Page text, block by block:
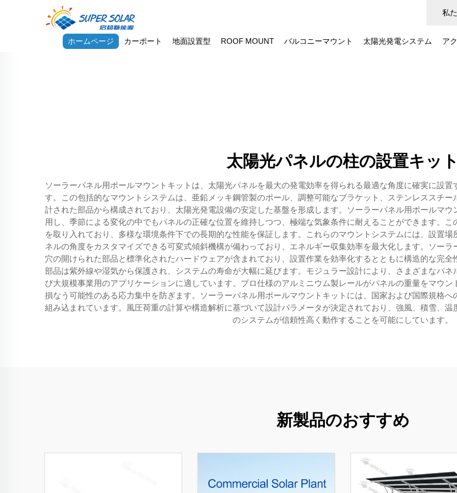
私
ホームページ カーポート 地面設置型 ROOF MOUNT バルコニーマウント 太陽光発電システム ア
太陽光パネルの柱の設置キット
ソーラーパネル用ポールマウントキットは、太陽光パネルを最大の発電効率を得られる最適な角度に確実に設
す。この包括的なマウントシステムは、亜鉛メッキ鋼管製のポール、調整可能なブラケット、ステンレススチ
計された部品から構成されており、太陽光発電設備の安定した基盤を形成します。ソーラーパネル用ポールマ
用し、季節による変化の中でもパネルの正確な位置を維持しつつ、極端な気象条件に耐えることができます。
を取り入れており、多様な環境条件下での長期的な性能を保証します。これらのマウントシステムには、設置
ネルの角度をカスタマイズできる可変式傾斜機構が備わっており、エネルギー収集効率を最大化します。ソー
穴の開けられた部品と標準化されたハードウェアが含まれており、設置作業を効率化するとともに構造的な完
部品は紫外線や湿気から保護され、システムの寿命が大幅に延びます。モジュラー設計により、さまざまなパ
び大規模事業用のアプリケーションに適しています。プロ仕様のアルミニウム製レールがパネルの重量をマウ
損なう可能性のある応力集中を防ぎます。ソーラーパネル用ポールマウントキットには、国家および国際規格
組み込まれています。風圧荷重の計算や構造解析に基づいて設計パラメータが決定されており、強風、積雪、
のシステムが信頼性高く動作することを可能にしています。
新製品のおすすめ